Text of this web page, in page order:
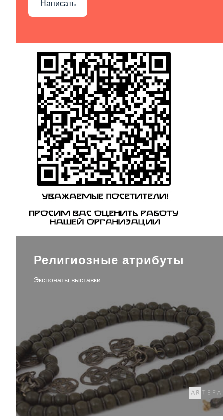
Написать
Религиозные атрибуты
Экспонаты выставки